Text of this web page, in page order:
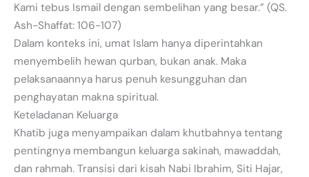
Kami tebus Ismail dengan sembelihan yang besar.” (QS.
Ash-Shaffat: 106-107)
Dalam konteks ini, umat Islam hanya diperintahkan
menyembelih hewan qurban, bukan anak. Maka
pelaksanaannya harus penuh kesungguhan dan
penghayatan makna spiritual.
Keteladanan Keluarga
Khatib juga menyampaikan dalam khutbahnya tentang
pentingnya membangun keluarga sakinah, mawaddah,
dan rahmah. Transisi dari kisah Nabi Ibrahim, Siti Hajar,